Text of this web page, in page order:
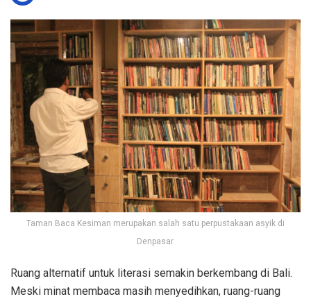
Taman Baca Kesiman merupakan salah satu perpustakaan asyik di
Denpasar.
Ruang alternatif untuk literasi semakin berkembang di Bali.
Meski minat membaca masih menyedihkan, ruang-ruang